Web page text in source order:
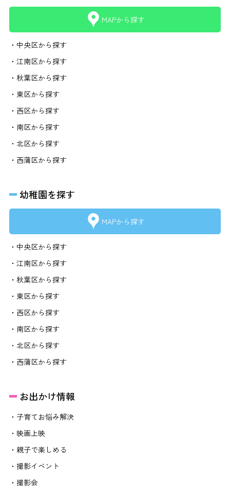
MAPから探す
・中央区から探す
・江南区から探す
・秋葉区から探す
・東区から探す
・西区から探す
・南区から探す
・北区から探す
・西蒲区から探す
幼稚園を探す
MAPから探す
・中央区から探す
・江南区から探す
・秋葉区から探す
・東区から探す
・西区から探す
・南区から探す
・北区から探す
・西蒲区から探す
お出かけ情報
・子育てお悩み解決
・映画上映
・親子で楽しめる
・撮影イベント
・撮影会